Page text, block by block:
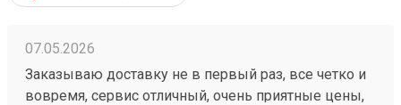
07.05.2026
Заказываю доставку не в первый раз, все четко и
вовремя, сервис отличный, очень приятные цены,